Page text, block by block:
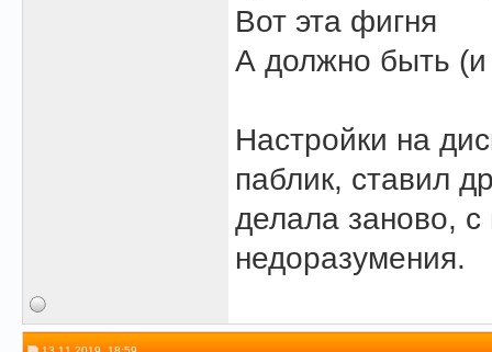
Вот эта фигня
А должно быть
Настройки на
паблик, ставил
делала заново, с
недоразумения.